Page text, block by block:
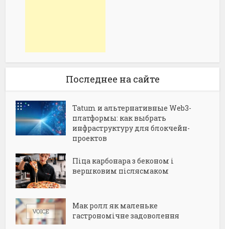
Последнее на сайте
Tatum и альтернативные Web3-
платформы: как выбрать
инфраструктуру для блокчейн-
проектов
Піца карбонара з беконом і
вершковим післясмаком
Мак ролл як маленьке
гастрономічне задоволення